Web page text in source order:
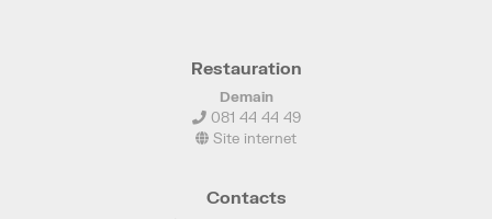
Restauration
Demain
081 44 44 49
Site internet
Contacts